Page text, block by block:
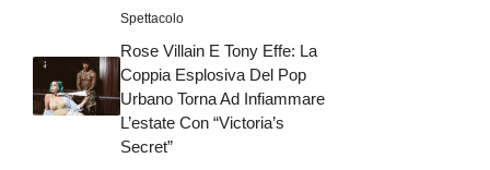
Spettacolo
Rose Villain E Tony Effe: La
Coppia Esplosiva Del Pop
Urbano Torna Ad Infiammare
L’estate Con “Victoria’s
Secret”